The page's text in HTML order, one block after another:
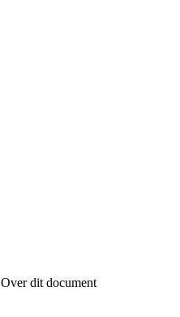
Over dit document